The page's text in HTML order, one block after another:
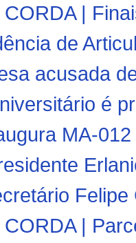
|
de
acusada
é
MA-
|